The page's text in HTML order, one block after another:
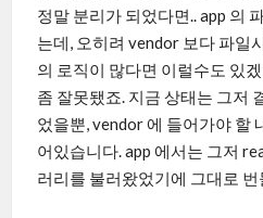
정말 분리가 되었다면.. app 의
는데, 오히려 vendor 보다 파일
의 로직이 많다면 이럴수도 있
좀 잘못됐죠. 지금 상태는 그저
었을뿐, vendor 에 들어가야 할
어있습니다. app 에서는 그저
러리를 불러왔었기에 그대로